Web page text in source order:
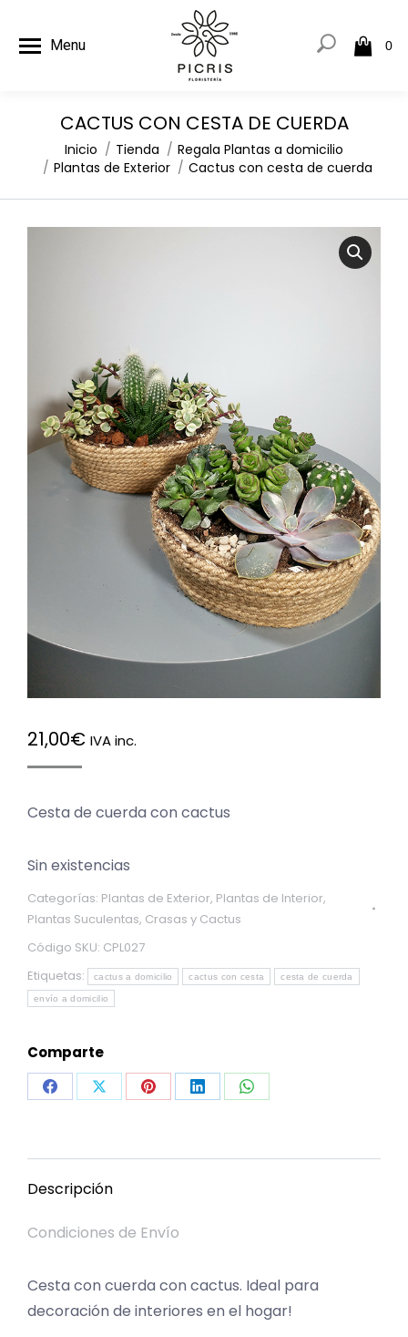
Menu 0
CACTUS CON CESTA DE CUERDA
Estás aquí:
Inicio Tienda
Regala Plantas a domicilio
Plantas de Exterior
Cactus con cesta de cuerda
21,00€ IVA inc.
Cesta de cuerda con cactus
Sin existencias
Categorías: Plantas de Exterior, Plantas de Interior,
Plantas Suculentas, Crasas y Cactus
Código SKU: CPL027
Etiquetas:
cactus a domicilio cactus con cesta cesta de cuerda
envío a domicilio
Comparte
Share
Facebook
Share
X
Share
Pinterest
Share
LinkedIn
Share
WhatsApp
Descripción
Condiciones de Envío
Cesta con cuerda con cactus. Ideal para
decoración de interiores en el hogar!